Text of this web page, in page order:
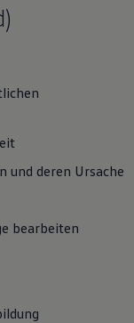
und deren Ursache
bearbeiten